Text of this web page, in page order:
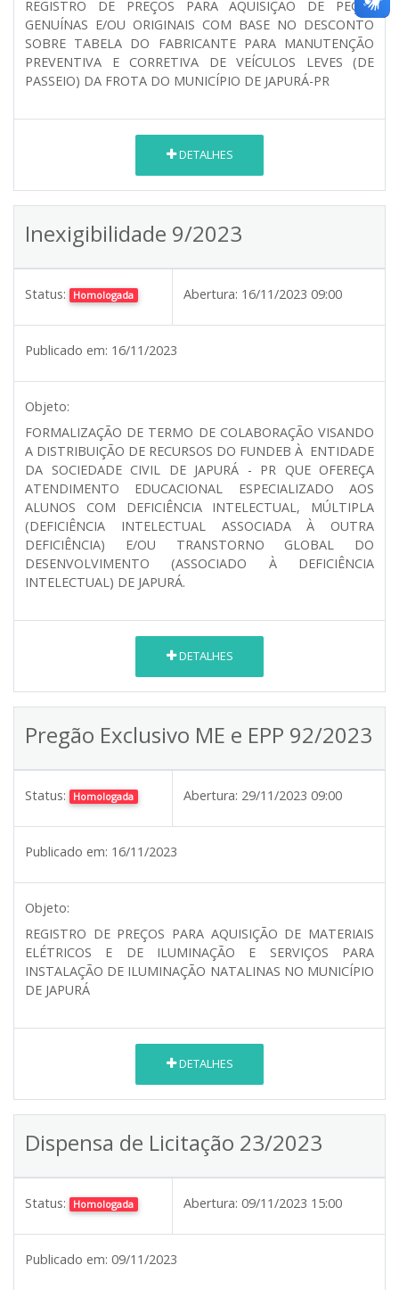
REGISTRO DE PREÇOS PARA AQUISIÇÃO DE PEÇAS
GENUÍNAS E/OU ORIGINAIS COM BASE NO DESCONTO
SOBRE TABELA DO FABRICANTE PARA MANUTENÇÃO
PREVENTIVA E CORRETIVA DE VEÍCULOS LEVES (DE
PASSEIO) DA FROTA DO MUNICÍPIO DE JAPURÁ-PR
DETALHES
Inexigibilidade 9/2023
Status: Homologada Abertura: 16/11/2023 09:00
Publicado em: 16/11/2023
Objeto:
FORMALIZAÇÃO DE TERMO DE COLABORAÇÃO VISANDO
A DISTRIBUIÇÃO DE RECURSOS DO FUNDEB À ENTIDADE
DA SOCIEDADE CIVIL DE JAPURÁ - PR QUE OFEREÇA
ATENDIMENTO EDUCACIONAL ESPECIALIZADO AOS
ALUNOS COM DEFICIÊNCIA INTELECTUAL, MÚLTIPLA
(DEFICIÊNCIA INTELECTUAL ASSOCIADA À OUTRA
DEFICIÊNCIA) E/OU TRANSTORNO GLOBAL DO
DESENVOLVIMENTO (ASSOCIADO À DEFICIÊNCIA
INTELECTUAL) DE JAPURÁ.
DETALHES
Pregão Exclusivo ME e EPP 92/2023
Status: Homologada Abertura: 29/11/2023 09:00
Publicado em: 16/11/2023
Objeto:
REGISTRO DE PREÇOS PARA AQUISIÇÃO DE MATERIAIS
ELÉTRICOS E DE ILUMINAÇÃO E SERVIÇOS PARA
INSTALAÇÃO DE ILUMINAÇÃO NATALINAS NO MUNICÍPIO
DE JAPURÁ
DETALHES
Dispensa de Licitação 23/2023
Status: Homologada Abertura: 09/11/2023 15:00
Publicado em: 09/11/2023